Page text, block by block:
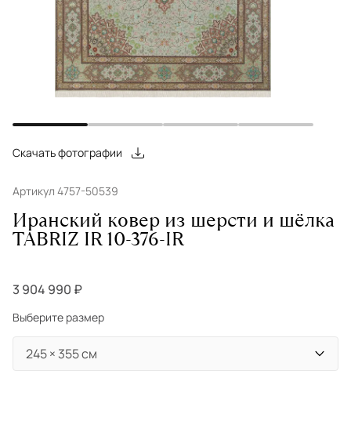
Скачать фотографии
Артикул 4757-50539
Иранский ковер из шерсти и шёлка
TABRIZ IR 10-376-IR
3 904 990 ₽
Выберите размер